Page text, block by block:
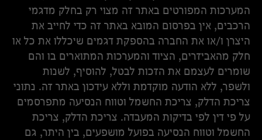
המערכות המפורטים באתר זה מצוי רק בחלק מדגמי
הרכבים, אין בפרסום המובא באתר זה כדי לחייב את
היצרן ו/או את החברה בהספקת דגמים שיכללו את כל או
חלק מהאביזרים, הציוד והמערכות המתוארים בו והם
שומרים לעצמם את הזכות לבטל, להוסיף, לשנות
ולשפר, ללא הודעה מוקדמת וללא עידכון באתר זה. נתוני
צריכת הדלק, צריכת החשמל וטווח הנסיעה מתפרסמים
על פי דין לפי בדיקות המעבדה. צריכת הדלק, צריכת
החשמל וטווח הנסיעה בפועל מושפעים, בין היתר, גם